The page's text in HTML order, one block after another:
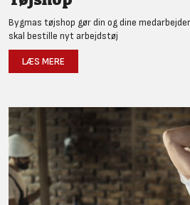
Bygmas tøjshop gør din og dine
skal bestille nyt arbejdstøj
LÆS MERE